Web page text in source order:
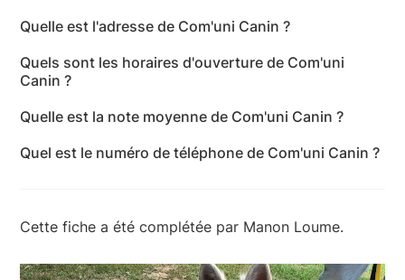
Quelle est l'adresse de Com'uni Canin ?
Clemenceau, 40100 Dax.
Quels sont les horaires d'ouverture de Com'uni
Canin ?
20h.
Quelle est la note moyenne de Com'uni Canin ?
moyenne de 5 sur 5.
Quel est le numéro de téléphone de Com'uni Canin ?
Cette fiche a été complétée par Manon Loume.